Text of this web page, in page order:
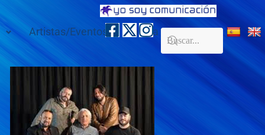
Artistas/Eventos Galería Contacto